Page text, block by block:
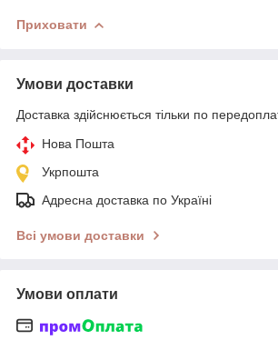
Приховати
Умови доставки
Доставка здійснюється тільки по
Нова Пошта
Укрпошта
Адресна доставка по Україні
Всі умови доставки
Умови оплати